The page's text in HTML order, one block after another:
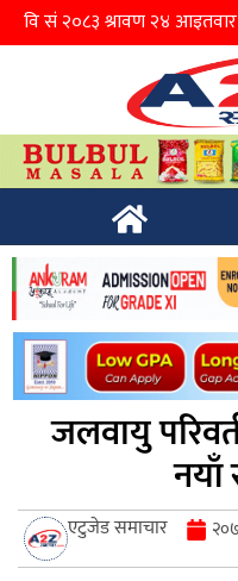
जलवायु
नयाँ
एटुजेड समाचार